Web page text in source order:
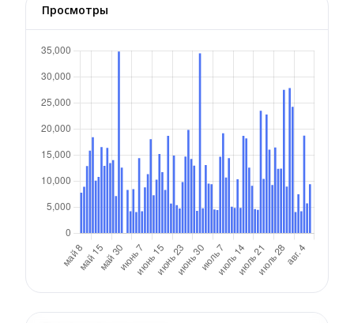
Просмотры